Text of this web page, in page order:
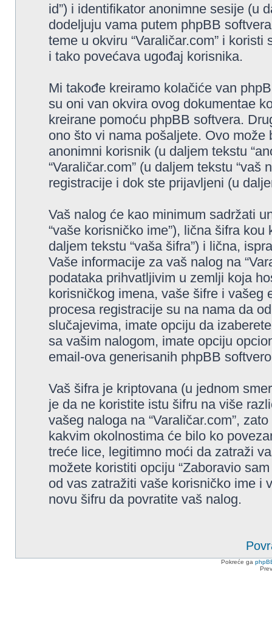
id”) i identifikator anonimne sesije (u
dodeljuju vama putem phpBB
teme u okviru “Varaličar.com” i
i tako povećava ugođaj korisnika.
Mi takođe kreiramo kolačiće van
su oni van okvira ovog dokumentae
kreirane pomoću phpBB softvera.
ono što vi nama pošaljete. Ovo
anonimni korisnik (u daljem tekstu
“Varaličar.com” (u daljem tekstu
registracije i dok ste prijavljeni (u
Vaš nalog će kao minimum sadržati
“vaše korisničko ime”), lična šifra
daljem tekstu “vaša šifra”) i lična,
Vaše informacije za vaš nalog na
podataka prihvatljivim u zemlji koja
korisničkog imena, vaše šifre i vašeg
procesa registracije su na nama da
slučajevima, imate opciju da
sa vašim nalogom, imate opciju
email-ova generisanih phpBB
Vaš šifra je kriptovana (u jednom
je da ne koristite istu šifru na više
vašeg naloga na “Varaličar.com”,
kakvim okolnostima će bilo ko
treće lice, legitimno moći da zatraži
možete koristiti opciju “Zaboravio
od vas zatražiti vaše korisničko ime i
novu šifru da povratite vaš nalog.
Pokreće ga